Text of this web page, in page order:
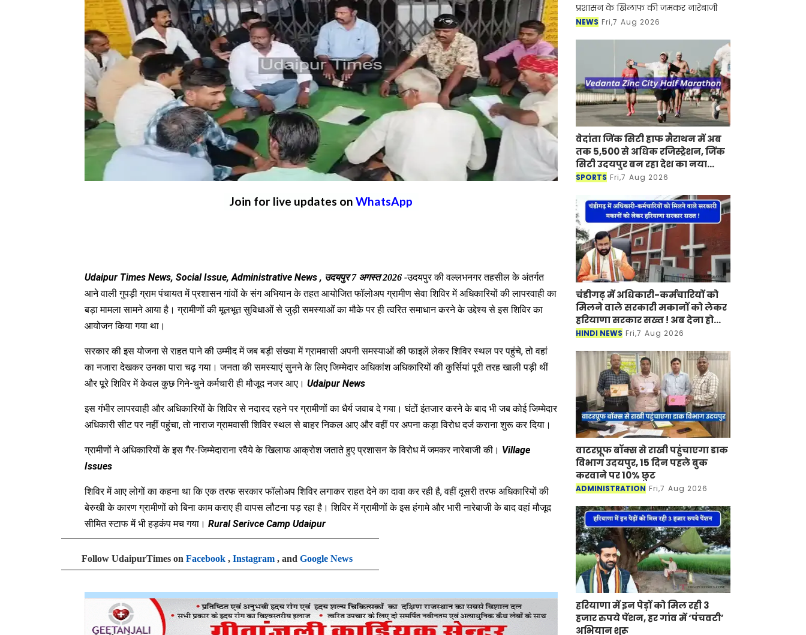
Join for live updates on WhatsApp
Udaipur Times News, Social Issue, Administrative News , उदयपुर7 अगस्त2026 -उदयपुर की वल्लभनगर तहसील के अंतर्गत
आने वाली गुपड़ी ग्राम पंचायत में प्रशासन गांवों के संग अभियान के तहत आयोजित फॉलोअप ग्रामीण सेवा शिविर में अधिकारियों की लापरवाही का
बड़ा मामला सामने आया है। ग्रामीणों की मूलभूत सुविधाओं से जुड़ी समस्याओं का मौके पर ही त्वरित समाधान करने के उद्देश्य से इस शिविर का
आयोजन किया गया था।
सरकार की इस योजना से राहत पाने की उम्मीद में जब बड़ी संख्या में ग्रामवासी अपनी समस्याओं की फाइलें लेकर शिविर स्थल पर पहुंचे,तो वहां
का नजारा देखकर उनका पारा चढ़ गया। जनता की समस्याएं सुनने के लिए जिम्मेदार अधिकांश अधिकारियों की कुर्सियां पूरी तरह खाली पड़ी थीं
और पूरे शिविर में केवल कुछ गिने-चुने कर्मचारी ही मौजूद नजर आए। Udaipur News
इस गंभीर लापरवाही और अधिकारियों के शिविर से नदारद रहने पर ग्रामीणों का धैर्य जवाब दे गया। घंटों इंतजार करने के बाद भी जब कोई जिम्मेदार
अधिकारी सीट पर नहीं पहुंचा,तो नाराज ग्रामवासी शिविर स्थल से बाहर निकल आए और वहीं पर अपना कड़ा विरोध दर्ज कराना शुरू कर दिया।
ग्रामीणों ने अधिकारियों के इस गैर-जिम्मेदाराना रवैये के खिलाफ आक्रोश जताते हुए प्रशासन के विरोध में जमकर नारेबाजी की। Village
Issues
शिविर में आए लोगों का कहना था कि एक तरफ सरकार फॉलोअप शिविर लगाकर राहत देने का दावा कर रही है,वहीं दूसरी तरफ अधिकारियों की
बेरुखी के कारण ग्रामीणों को बिना काम कराए ही वापस लौटना पड़ रहा है। शिविर में ग्रामीणों के इस हंगामे और भारी नारेबाजी के बाद वहां मौजूद
सीमित स्टाफ में भी हड़कंप मच गया। Rural Serivce Camp Udaipur
Follow UdaipurTimes on Facebook , Instagram , and Google News
प्रशासन के खिलाफ की जमकर नारेबाजी
NEWS Fri,7 Aug 2026
वेदांता जिंक सिटी हाफ मैराथन में अब
तक 5,500 से अधिक रजिस्ट्रेशन, जिंक
सिटी उदयपुर बन रहा देश का नया
मैराथन डेस्टिनेशन
SPORTS Fri,7 Aug 2026
चंडीगढ़ में अधिकारी-कर्मचारियों को
मिलने वाले सरकारी मकानों को लेकर
हरियाणा सरकार सख्त ! अब देना होगा
ये प्रमाण-पत्र
HINDI NEWS Fri,7 Aug 2026
वाटरप्रूफ बॉक्स से राखी पहुंचाएगा डाक
विभाग उदयपुर, 15 दिन पहले बुक
करवाने पर 10% छुट
ADMINISTRATION Fri,7 Aug 2026
हरियाणा में इन पेड़ों को मिल रही 3
हजार रुपये पेंशन, हर गांव में ‘पंचवटी’
अभियान शुरू